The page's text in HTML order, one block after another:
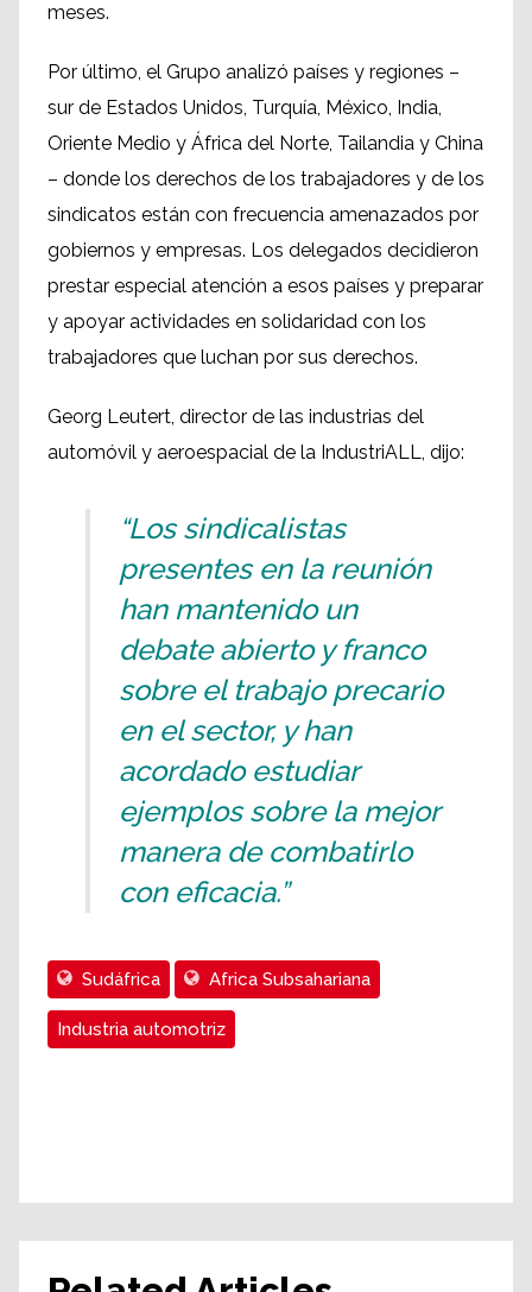
meses.
Por último, el Grupo analizó países y regiones –
sur de Estados Unidos, Turquía, México, India,
Oriente Medio y África del Norte, Tailandia y China
– donde los derechos de los trabajadores y de los
sindicatos están con frecuencia amenazados por
gobiernos y empresas. Los delegados decidieron
prestar especial atención a esos países y preparar
y apoyar actividades en solidaridad con los
trabajadores que luchan por sus derechos.
Georg Leutert, director de las industrias del
automóvil y aeroespacial de la IndustriALL, dijo:
“Los sindicalistas
presentes en la reunión
han mantenido un
debate abierto y franco
sobre el trabajo precario
en el sector, y han
acordado estudiar
ejemplos sobre la mejor
manera de combatirlo
con eficacia.”
Sudáfrica Africa Subsahariana
Industria automotriz